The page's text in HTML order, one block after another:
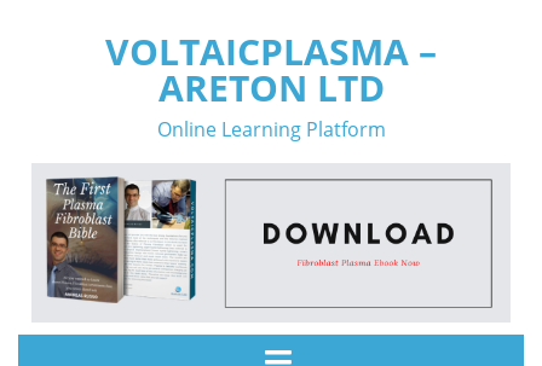
VOLTAICPLASMA –
ARETON LTD
Online Learning Platform